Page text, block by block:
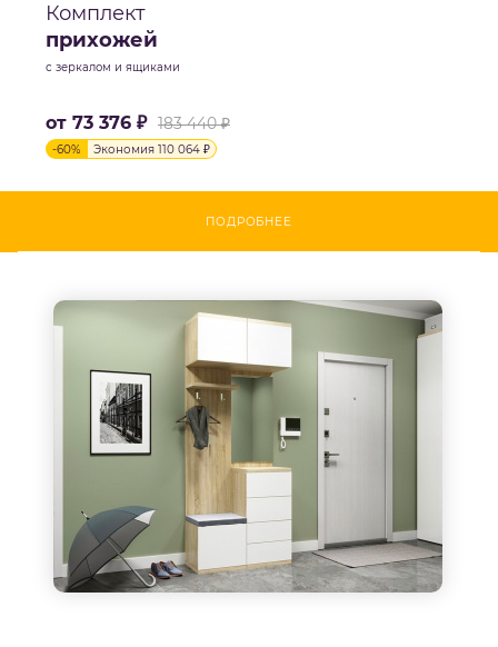
Комплект
прихожей
с зеркалом и ящиками
от 73 376 ₽ 183 440 ₽
-60% Экономия 110 064 ₽
ПОДРОБНЕЕ